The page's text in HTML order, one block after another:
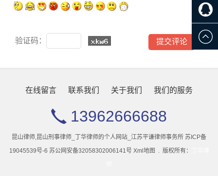
验证码：
在线留言 联系我们 关于我们 我们的服务
13962666688
昆山律师,昆山刑事律师_丁华律师的个人网站_江苏平谦律师事务所 苏ICP备
19045539号-6 苏公网安备32058302006141号 Xml地图 版权所有：